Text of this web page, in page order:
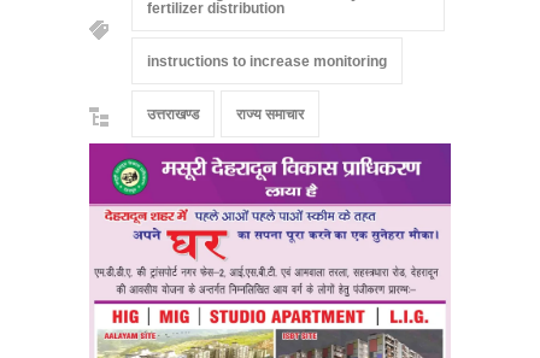
fertilizer distribution
instructions to increase monitoring
उत्तराखण्ड राज्य समाचार